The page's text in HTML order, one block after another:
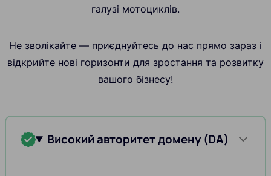
галузі мотоциклів.
Не зволікайте — приєднуйтесь до нас прямо зараз і
відкрийте нові горизонти для зростання та розвитку
вашого бізнесу!
Високий авторитет домену (DA)